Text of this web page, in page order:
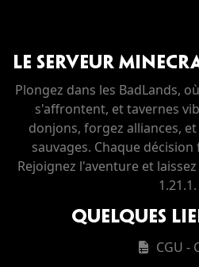
LE SERVEUR
Plongez dans les BadLands,
s'affrontent, et tavernes
donjons, forgez alliances,
sauvages. Chaque
Rejoignez l'aventure et
1.21.1.
Quelques
CGU -